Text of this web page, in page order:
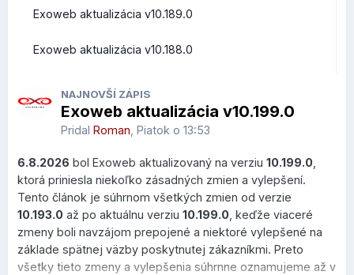
Roundcube Webmail
V zozname správ pribudlo novéQuick Actions menu
ktoré sa zobrazí po prejdení kurzorom myši nad správou.
otvorenia emailu.
Čo to prináša?
menej kliknutí,
rýchlejšie triedenie pošty,
pohodlnejšia práca vo veľkých schránkach.
Exoweb aktualizácia v10.189.0
Exoweb aktualizácia v10.188.0
NAJNOVŠÍ ZÁPIS
Exoweb aktualizácia v10.199.0
Pridal Roman Piatok o 13:53
6.8.2026 bol Exoweb aktualizovaný na verziu 10.199.0
ktorá priniesla niekoľko zásadných zmien a vylepšení.
Tento článok je súhrnom všetkých zmien od verzie
10.193.0 až po aktuálnu verziu 10.199.0 , keďže viaceré
zmeny boli navzájom prepojené a niektoré vylepšené na
základe spätnej väzby poskytnutej zákazníkmi. Preto
všetky tieto zmeny a vylepšenia súhrnne oznamujeme až v